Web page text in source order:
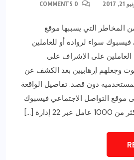
21, 2017
المخاطر التي يسببها موقع
فيسبوك سواء لرواده أو للعاملين
على الإشراف على
وجعلهم إرهابيين بعد الكشف عن
دون قصد. تفاصيل الواقعة
التواصل الاجتماعي فيسبوك
إدارة […]